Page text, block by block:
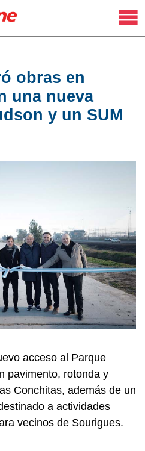
obras en
una nueva
y un SUM
acceso al Parque
pavimento, rotonda y
Conchitas, además de un
a actividades
vecinos de Sourigues.